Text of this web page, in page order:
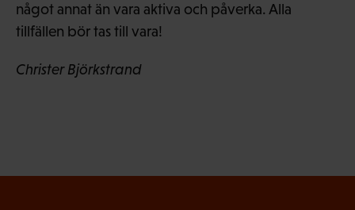
något annat än vara aktiva och påverka. Alla
tillfällen bör tas till vara!
Christer Björkstrand